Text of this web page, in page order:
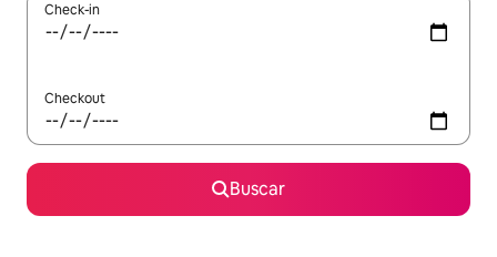
Check-in
Checkout
Buscar